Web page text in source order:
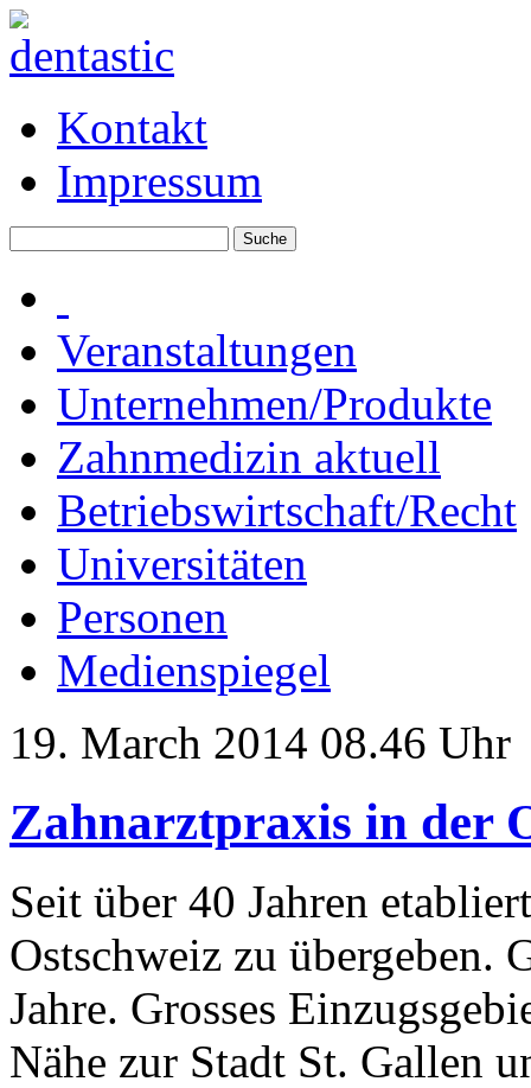
Kontakt
Impressum
Veranstaltungen
Unternehmen/Produkte
Zahnmedizin aktuell
Betriebswirtschaft/Recht
Universitäten
Personen
Medienspiegel
19. March 2014 08.46 Uhr
Zahnarztpraxis in der
Seit über 40 Jahren
Ostschweiz zu übergeben.
Jahre. Grosses
Nähe zur Stadt St. Gallen